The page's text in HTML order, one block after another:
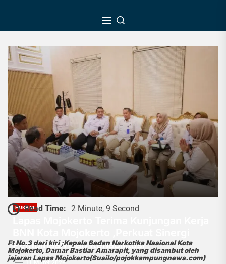
the
HUKRIM
Pembinaan Dan Rehabilitasi
Read Time: 2 Minute, 9 Second
Ft No.3 dari kiri ;Kepala Badan Narkotika Nasional Kota
Mojokerto, Damar Bastiar Amarapit, yang disambut oleh
jajaran Lapas Mojokerto(Susilo/pojokkampungnews.com)